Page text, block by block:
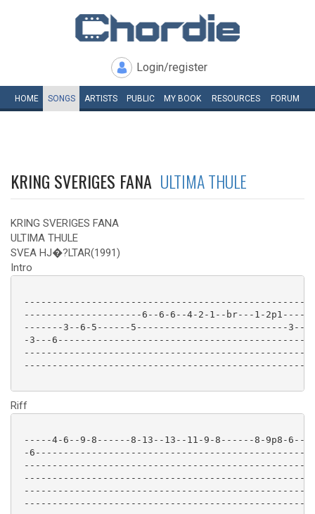
Login/register
HOME SONGS ARTISTS PUBLIC MY BOOK RESOURCES FORUM
KRING SVERIGES FANA ULTIMA THULE
KRING SVERIGES FANA
ULTIMA THULE
SVEA HJ�?LTAR(1991)
Intro
---------------------6--6-6--4-2-1--br---1-
-------3--6-5------5---------------------------3--3-
-3---
Riff
-----4-6--9-8------8-13--13--11-9-8------8-9p8-6--
-